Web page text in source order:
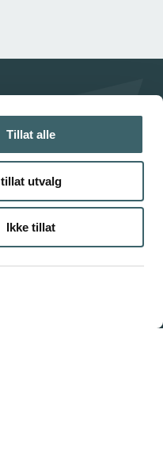
Tillat alle
tillat utvalg
Ikke tillat